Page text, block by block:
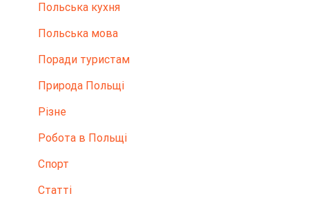
Польська кухня
Польська мова
Поради туристам
Природа Польщі
Різне
Робота в Польщі
Спорт
Статті